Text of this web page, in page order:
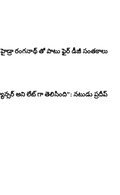
రంగనాథ్ తో పాటు ఫైర్ డీజీ సంతకాలు
అని లేట్ గా తెలిసింది”: నటుడు ప్రదీప్